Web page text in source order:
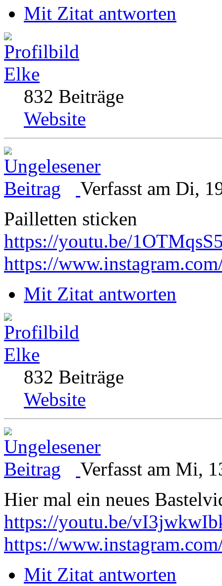
Mit Zitat antworten
Elke
832 Beiträge
Website
Verfasst am Di,
Pailletten sticken
https://youtu.be/
https://
Mit Zitat antworten
Elke
832 Beiträge
Website
Verfasst am Mi,
Hier mal ein neues
https://youtu.be/
https://
Mit Zitat antworten